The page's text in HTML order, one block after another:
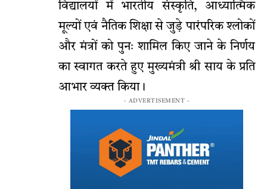
विद्यालयों में भारतीय संस्कृति, आध्यात्मिक
मूल्यों एवं नैतिक शिक्षा से जुड़े पारंपरिक श्लोकों
और मंत्रों को पुनः शामिल किए जाने के निर्णय
का स्वागत करते हुए मुख्यमंत्री श्री साय के प्रति
आभार व्यक्त किया।
- ADVERTISEMENT -